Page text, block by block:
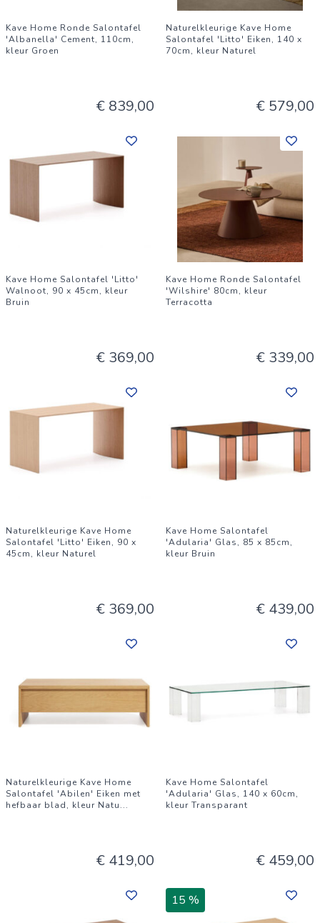
Kave Home Ronde Salontafel
'Albanella' Cement, 110cm,
kleur Groen
€ 839,00
Naturelkleurige Kave Home
Salontafel 'Litto' Eiken, 140 x
70cm, kleur Naturel
€ 579,00
Kave Home Salontafel 'Litto'
Walnoot, 90 x 45cm, kleur
Bruin
€ 369,00
Kave Home Ronde Salontafel
'Wilshire' 80cm, kleur
Terracotta
€ 339,00
Naturelkleurige Kave Home
Salontafel 'Litto' Eiken, 90 x
45cm, kleur Naturel
€ 369,00
Kave Home Salontafel
'Adularia' Glas, 85 x 85cm,
kleur Bruin
€ 439,00
Naturelkleurige Kave Home
Salontafel 'Abilen' Eiken met
hefbaar blad, kleur Natu...
€ 419,00
Kave Home Salontafel
'Adularia' Glas, 140 x 60cm,
kleur Transparant
€ 459,00
15 %